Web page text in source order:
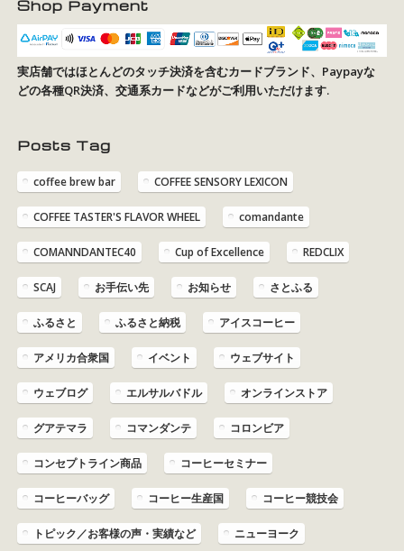
Shop Payment
実店舗ではほとんどのタッチ決済を含むカードブランド、Paypayな
どの各種QR決済、交通系カードなどがご利用いただけます.
Posts Tag
coffee brew bar COFFEE SENSORY LEXICON
COFFEE TASTER'S FLAVOR WHEEL comandante
COMANNDANTEC40 Cup of Excellence REDCLIX
SCAJ お手伝い先 お知らせ さとふる
ふるさと ふるさと納税 アイスコーヒー
アメリカ合衆国 イベント ウェブサイト
ウェブログ エルサルバドル オンラインストア
グアテマラ コマンダンテ コロンビア
コンセプトライン商品 コーヒーセミナー
コーヒーバッグ コーヒー生産国 コーヒー競技会
トピック／お客様の声・実績など ニューヨーク